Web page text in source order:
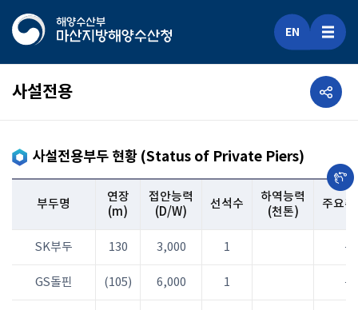
EN
사설전용 공유하기
사설전용부두 현황 (Status of Private Piers)
부두명
연장
(m)
접안능력
(D/W)
선석수
하역능력
(천톤)
주요
SK부두 130 3,000 1
GS돌핀 (105) 6,000 1